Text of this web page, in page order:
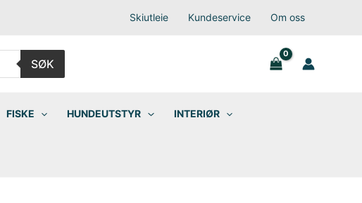
Skiutleie Kundeservice Om oss
SØK
FISKE HUNDEUTSTYR INTERIØR